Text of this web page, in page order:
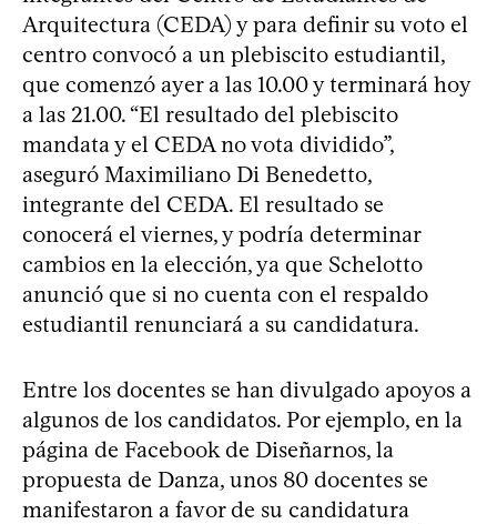
Arquitectura (CEDA) y para definir su voto el
centro convocó a un plebiscito estudiantil,
que comenzó ayer a las 10.00 y terminará hoy
a las 21.00. “El resultado del plebiscito
mandata y el CEDA no vota dividido”,
aseguró Maximiliano Di Benedetto,
integrante del CEDA. El resultado se
conocerá el viernes, y podría determinar
cambios en la elección, ya que Schelotto
anunció que si no cuenta con el respaldo
estudiantil renunciará a su candidatura.
Entre los docentes se han divulgado apoyos a
algunos de los candidatos. Por ejemplo, en la
página de Facebook de Diseñarnos, la
propuesta de Danza, unos 80 docentes se
manifestaron a favor de su candidatura